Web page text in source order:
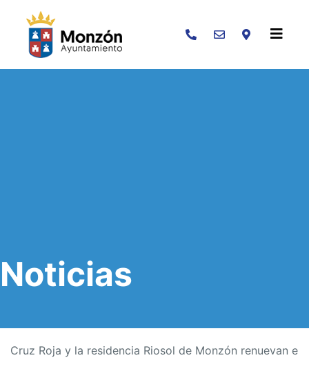
Buscar
Noticias
Cruz Roja y la residencia Riosol de Monzón renuevan